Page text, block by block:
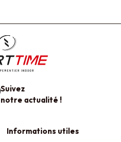
Suivez
notre actualité !
Informations utiles